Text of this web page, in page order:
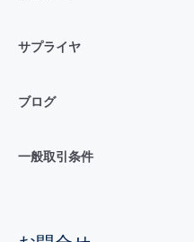
サプライヤ
ブログ
一般取引条件